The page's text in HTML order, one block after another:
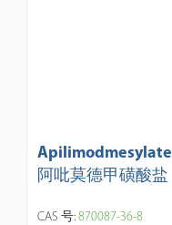
Apilimodmesylate
阿吡莫德甲磺酸盐
CAS 号:870087-36-8